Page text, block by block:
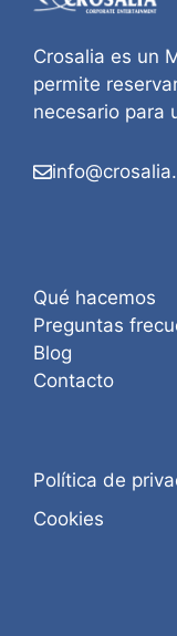
Crosalia es un
permite
necesario para
Qué hacemos
Preguntas
Blog
Contacto
Política de
Cookies